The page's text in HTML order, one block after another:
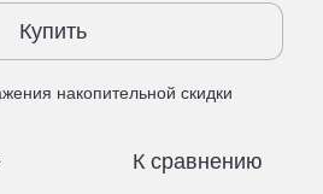
Купить
накопительной скидки
К сравнению